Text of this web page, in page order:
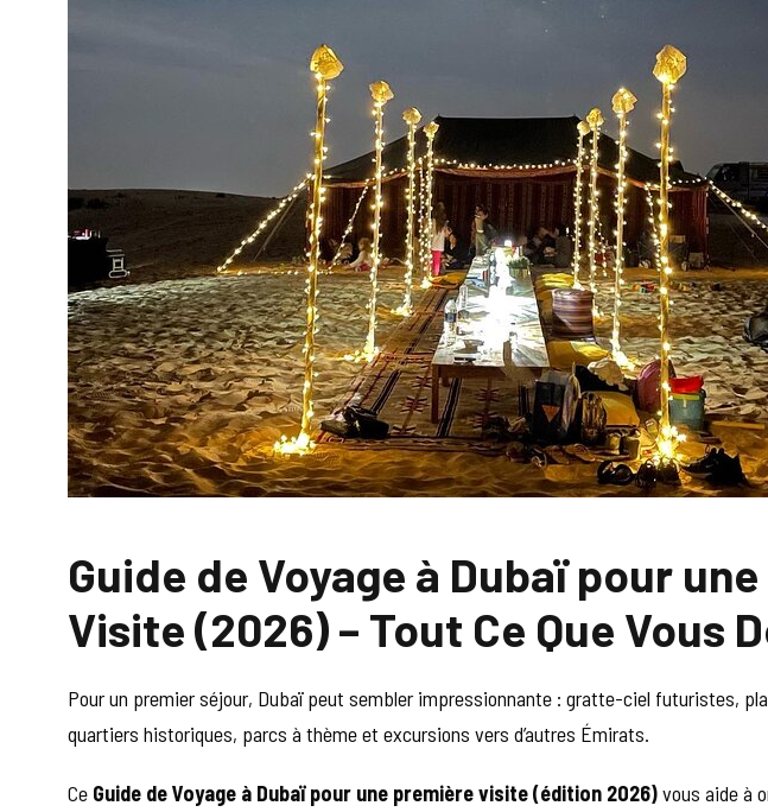
Guide de Voyage à Dubaï pour
Visite (2026) – Tout Ce Que Vous
Pour un premier séjour, Dubaï peut sembler impressionnante : gratte-ciel futuristes,
quartiers historiques, parcs à thème et excursions vers d’autres Émirats.
Ce Guide de Voyage à Dubaï pour une première visite (édition 2026)vous aide à